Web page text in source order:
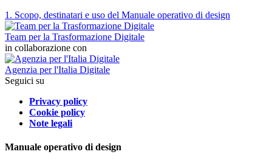
1. Scopo, destinatari e uso del Manuale operativo di design
Team per la Trasformazione Digitale
in collaborazione con
Agenzia per l'Italia Digitale
Seguici su
Privacy policy
Cookie policy
Note legali
Manuale operativo di design